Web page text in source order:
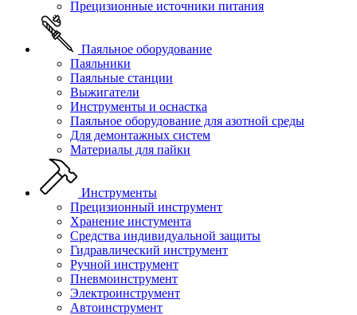
Прецизионные источники питания
Паяльное оборудование
Паяльники
Паяльные станции
Выжигатели
Инструменты и оснастка
Паяльное оборудование для азотной среды
Для демонтажных систем
Материалы для пайки
Инструменты
Прецизионный инструмент
Хранение инстумента
Средства индивидуальной защиты
Гидравлический инструмент
Ручной инструмент
Пневмоинструмент
Электроинструмент
Автоинструмент